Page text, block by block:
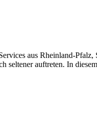
aus Rheinland-Pfalz,
seltener auftreten. In